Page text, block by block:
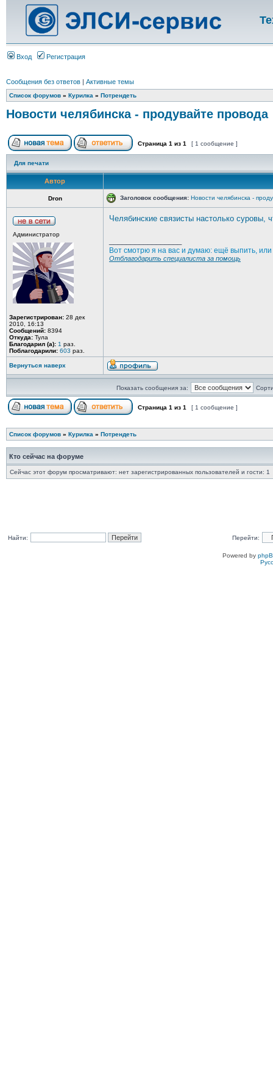
Вход Регистрация
Сообщения без ответов | Активные темы
Список форумов » Курилка » Потрендеть
Новости челябинска - продувайте провода
Страница 1 из 1 [ 1 сообщение ]
Для печати
Автор
Dron Заголовок сообщения: Новости челябинска -
Администратор
Зарегистрирован: 28 дек
2010, 16:13
Сообщений: 8394
Откуда: Тула
Благодарил (а): 1 раз.
Поблагодарили: 603 раз.
Челябинские связисты настолько суровы,
Вот смотрю я на вас и думаю: ещё выпить,
Отблагодарить специалиста за помощь
Вернуться наверх
Показать сообщения за:
Страница 1 из 1 [ 1 сообщение ]
Список форумов » Курилка » Потрендеть
Кто сейчас на форуме
Сейчас этот форум просматривают: нет зарегистрированных пользователей и гости: 1
Найти: Перейти:
Powered by